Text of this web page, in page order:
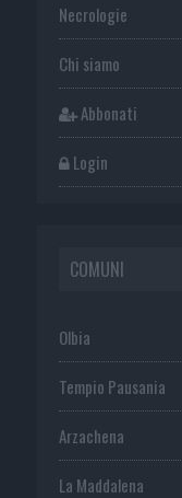
Necrologie
Chi siamo
Abbonati
Login
COMUNI
Olbia
Tempio Pausania
Arzachena
La Maddalena